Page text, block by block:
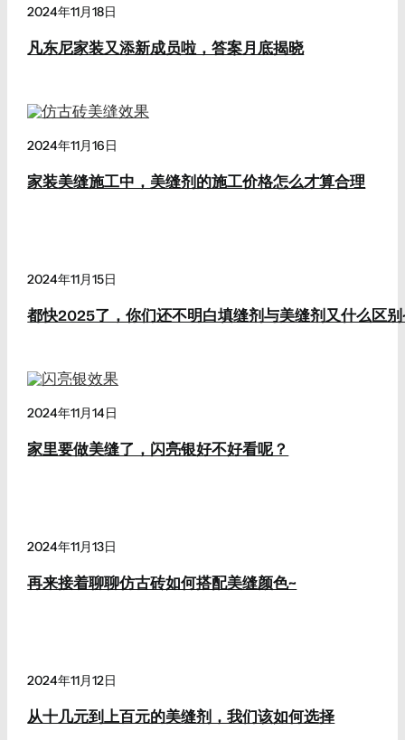
2024年11月18日
凡东尼家装又添新成员啦，答案月底揭晓
2024年11月16日
家装美缝施工中，美缝剂的施工价格怎么才算合理
2024年11月15日
都快2025了，你们还不明白填缝剂与美缝剂又什么区别
2024年11月14日
家里要做美缝了，闪亮银好不好看呢？
2024年11月13日
再来接着聊聊仿古砖如何搭配美缝颜色~
2024年11月12日
从十几元到上百元的美缝剂，我们该如何选择